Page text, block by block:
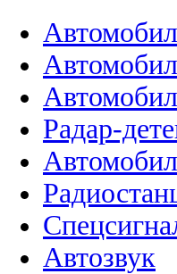
Радар-
Автозвук